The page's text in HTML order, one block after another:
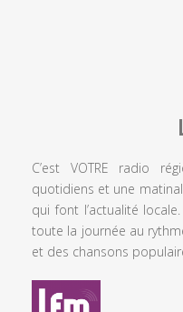
C’est VOTRE radio
quotidiens et une
qui font l’actualité
toute la journée au
et des chansons